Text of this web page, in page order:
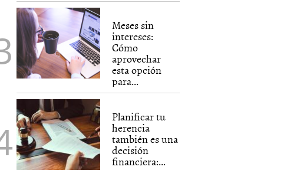
Meses sin
intereses:
Cómo
aprovechar
esta opción
para...
Planificar tu
herencia
también es una
decisión
financiera:...